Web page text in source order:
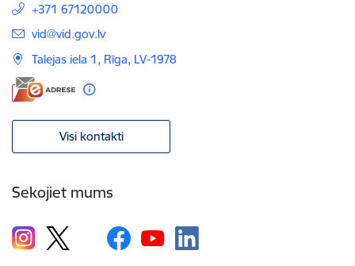
+371 67120000
E-pasts:
vid@vid.gov.lv
Talejas iela 1, Rīga, LV-1978
Visi kontakti
Sekojiet mums